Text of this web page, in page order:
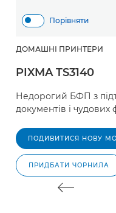
Порівняти
ДОМАШНІ ПРИНТЕРИ
PIXMA TS3140
Недорогий БФП з
документів і чудових
ПОДИВИТИСЯ НОВУ
ПРИДБАТИ ЧОРНИЛА